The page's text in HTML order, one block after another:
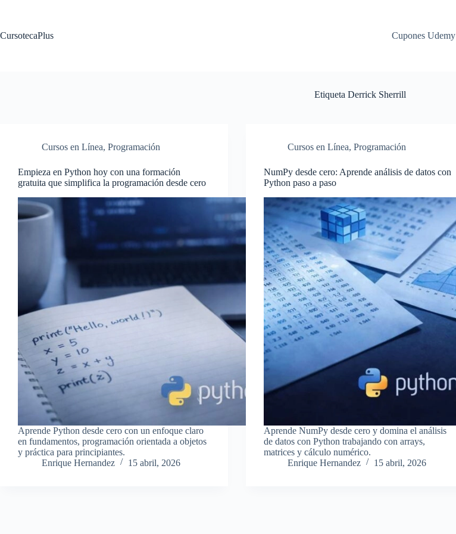
CursotecaPlus
Cupones Udemy
Etiqueta Derrick Sherrill
Cursos en Línea, Programación
Empieza en Python hoy con una formación
gratuita que simplifica la programación desde cero
Aprende Python desde cero con un enfoque claro
en fundamentos, programación orientada a objetos
y práctica para principiantes.
Enrique Hernandez
15 abril, 2026
Cursos en Línea,Programación
NumPy desde cero: Aprende análisis de datos con
Python paso a paso
Aprende NumPy desde cero y domina el análisis
de datos con Python trabajando con arrays,
matrices y cálculo numérico.
Enrique Hernandez
15 abril, 2026